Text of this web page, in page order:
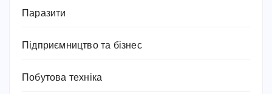
Паразити
Підприємництво та бізнес
Побутова техніка